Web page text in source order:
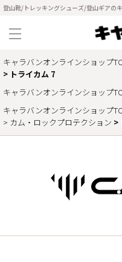
登山靴/トレッキングシューズ/登山ギアの
キャラバンオンラインショップ
トライカム 7
キャラバンオンラインショップ
キャラバンオンラインショップ
カム・ロックプロテクション